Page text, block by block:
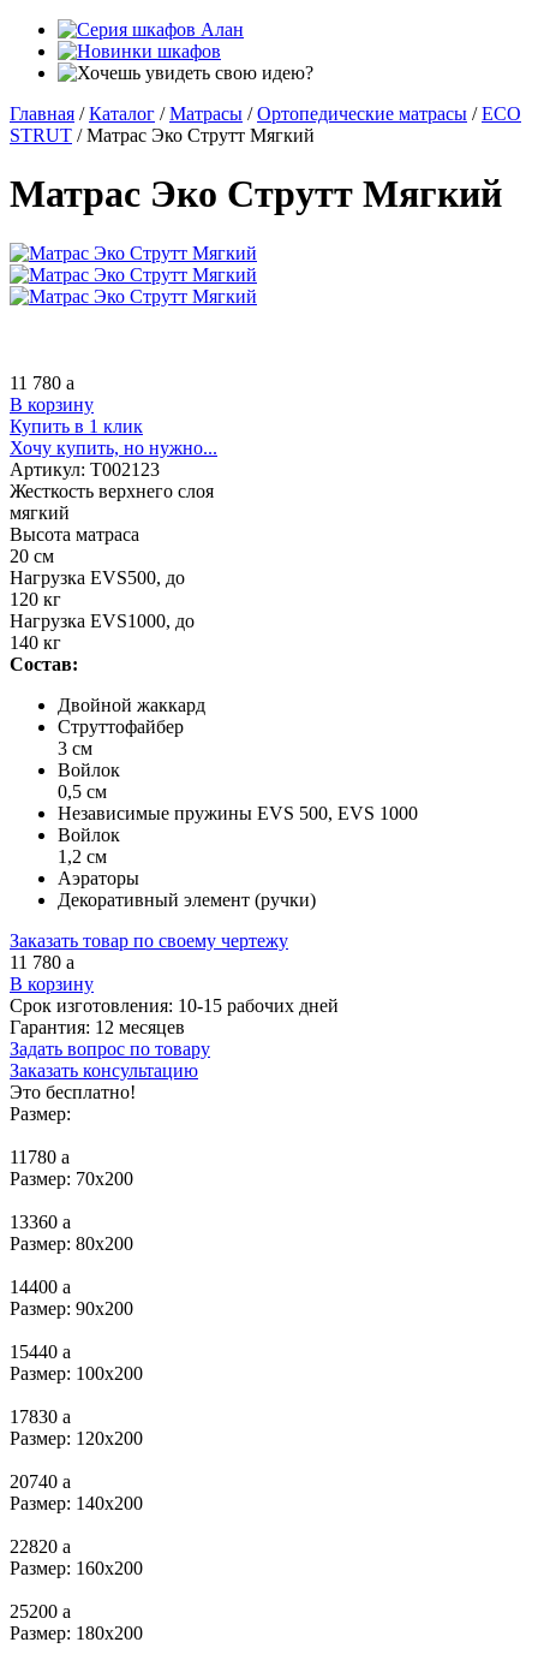
Главная / Каталог / Матрасы / Ортопедические матрасы / ECO
STRUT / Матрас Эко Струтт Мягкий
Матрас Эко Струтт Мягкий
11 780 a
В корзину
Купить в 1 клик
Хочу купить, но нужно...
Артикул: Т002123
Жесткость верхнего слоя
мягкий
Высота матраса
20 см
Нагрузка EVS500, до
120 кг
Нагрузка EVS1000, до
140 кг
Состав:
Двойной жаккард
Струттофайбер
3 см
Войлок
0,5 см
Независимые пружины EVS 500, EVS 1000
Войлок
1,2 см
Аэраторы
Декоративный элемент (ручки)
Заказать товар по своему чертежу
11 780 a
В корзину
Срок изготовления: 10-15 рабочих дней
Гарантия: 12 месяцев
Задать вопрос по товару
Заказать консультацию
Это бесплатно!
Размер:
11780 a
Размер: 70x200
13360 a
Размер: 80х200
14400 a
Размер: 90х200
15440 a
Размер: 100х200
17830 a
Размер: 120х200
20740 a
Размер: 140х200
22820 a
Размер: 160х200
25200 a
Размер: 180х200